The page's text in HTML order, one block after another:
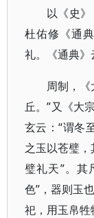
以《史
杜佑修《通
礼。《通典》
周制，
丘。”又《大
玄云：“谓冬
之玉以苍璧
璧礼天”。其
色”，器则玉
祀，用玉帛牲